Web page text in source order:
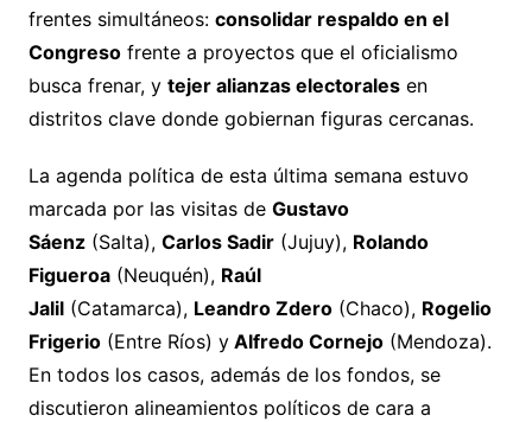
frentes simultáneos: consolidar respaldo en el
Congresofrente a proyectos que el oficialismo
busca frenar, y tejer alianzas electoralesen
distritos clave donde gobiernan figuras cercanas.
La agenda política de esta última semana estuvo
marcada por las visitas de Gustavo
Sáenz(Salta), Carlos Sadir(Jujuy), Rolando
Figueroa(Neuquén), Raúl
Jalil(Catamarca), Leandro Zdero(Chaco), Rogelio
Frigerio(Entre Ríos) yAlfredo Cornejo(Mendoza).
En todos los casos, además de los fondos, se
discutieron alineamientos políticos de cara a